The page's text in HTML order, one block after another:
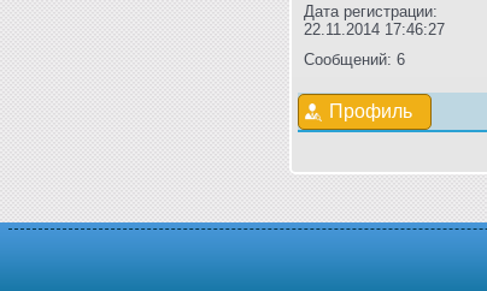
Дата регистрации:
22.11.2014 17:46:27
Сообщений: 6
Профиль